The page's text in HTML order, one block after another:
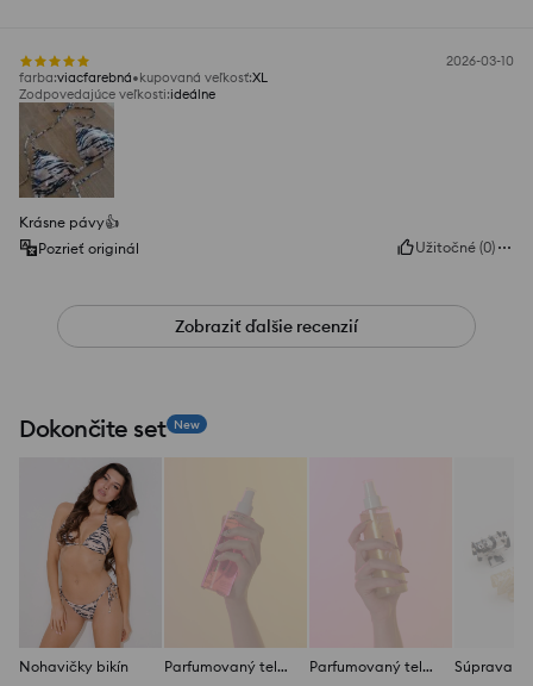
2026-03-10
farba:viacfarebná kupovaná veľkosť:XL
Zodpovedajúce veľkosti:ideálne
Krásne pávy👍️
Pozrieť originál
Užitočné (0)
Zobraziť ďalšie recenzií
Dokončite set New
Nohavičky bikín Parfumovaný telový sprej Parfumovaný telový sprej